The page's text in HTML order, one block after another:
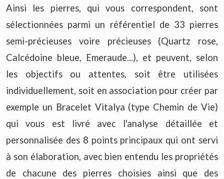
Ainsi les pierres, qui vous correspondent, sont
sélectionnées parmi un référentiel de 33 pierres
semi-précieuses voire précieuses (Quartz rose,
Calcédoine bleue, Emeraude...), et peuvent, selon
les objectifs ou attentes, soit être utilisées
individuellement, soit en association pour créer par
exemple un Bracelet Vitalya (type Chemin de Vie)
qui vous est livré avec l'analyse détaillée et
personnalisée des 8 points principaux qui ont servi
à son élaboration, avec bien entendu les propriétés
de chacune des pierres choisies ainsi que des